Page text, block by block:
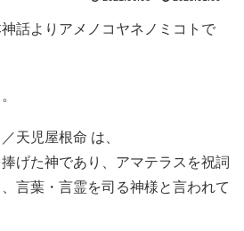
話よりアメノコヤネノミコトで
天児屋根命 は、
げた神であり、アマテラスを祝詞
言葉・言霊を司る神様と言われて